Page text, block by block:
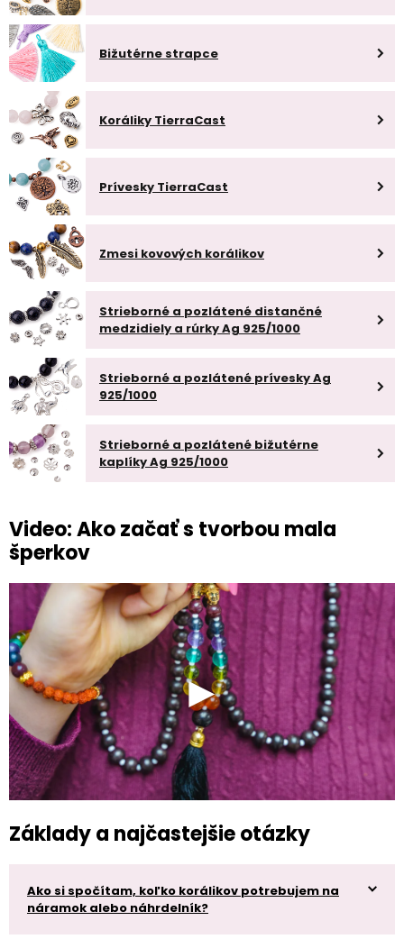
Bižutérne strapce
Koráliky TierraCast
Prívesky TierraCast
Zmesi kovových korálikov
Strieborné a pozlátené distančné
medzidiely a rúrky Ag 925/1000
Strieborné a pozlátené prívesky Ag
925/1000
Strieborné a pozlátené bižutérne
kaplíky Ag 925/1000
Video: Ako začať s tvorbou mala
šperkov
Základy a najčastejšie otázky
Ako si spočítam, koľko korálikov potrebujem na
náramok alebo náhrdelník?